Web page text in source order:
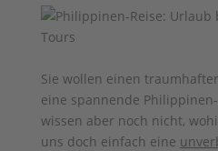
Sie wollen einen
eine spannende
wissen aber noch nicht,
uns doch einfach eine